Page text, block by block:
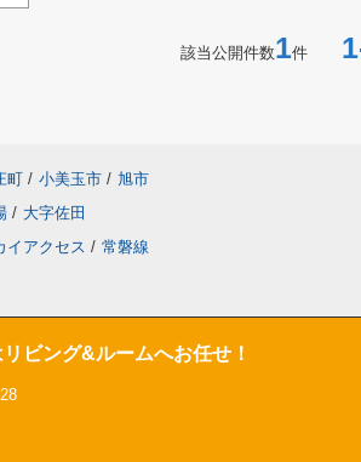
該当公開件数1件
町 / 小美玉市 / 旭市
/ 大字佐田
イアクセス / 常磐線
ビング&ルームへお任せ！